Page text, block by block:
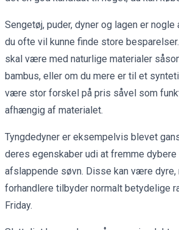
Sengetøj, puder, dyner og lagen er nogle
du ofte vil kunne finde store
skal være med naturlige materialer
bambus, eller om du mere er til et
være stor forskel på pris såvel som
afhængig af materialet.
Tyngdedyner er eksempelvis blevet
deres egenskaber udi at fremme dybere
afslappende søvn. Disse kan være dyre,
forhandlere tilbyder normalt betydelige
Friday.